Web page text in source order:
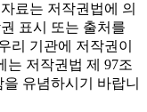
료는 저작권법에 의
표시 또는 출처를
리 기관에 저작권이
는 저작권법 제 97조
유념하시기 바랍니